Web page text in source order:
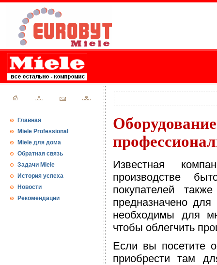
Главная
Miele Professional
Miele для дома
Обратная связь
Задачи Miele
История успеха
Новости
Рекомендации
Известная
производстве
покупателей
предназначено для
необходимы для
чтобы облегчить
Если вы посетите
приобрести там